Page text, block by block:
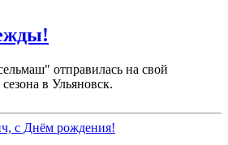
отправилась на свой
в Ульяновск.